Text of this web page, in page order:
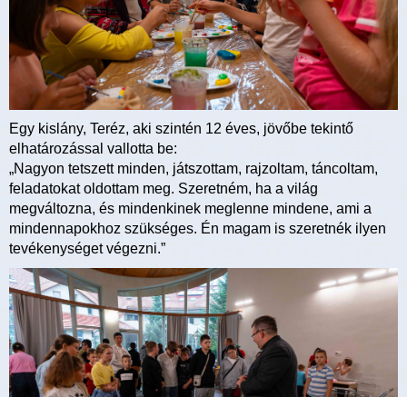
Egy kislány, Teréz, aki szintén 12 éves, jövőbe tekintő
elhatározással vallotta be:
„Nagyon tetszett minden, játszottam, rajzoltam, táncoltam,
feladatokat oldottam meg. Szeretném, ha a világ
megváltozna, és mindenkinek meglenne mindene, ami a
mindennapokhoz szükséges. Én magam is szeretnék ilyen
tevékenységet végezni.”